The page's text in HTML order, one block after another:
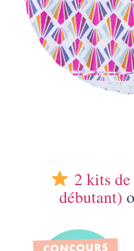
2 kits
débutant)